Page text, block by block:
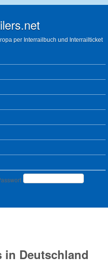
per Interrailbuch und Interrailticket
in Deutschland